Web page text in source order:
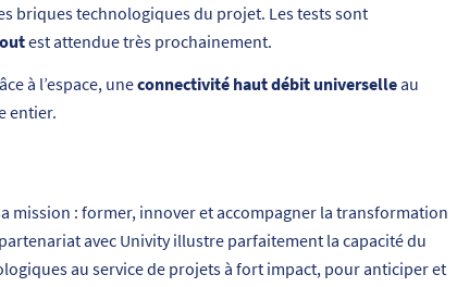
briques technologiques du projet. Les tests sont
est attendue très prochainement.
à l’espace, uneconnectivité haut débit universelleau
entier.
mission : former, innover et accompagner la transformation
avec Univity illustre parfaitement la capacité du
au service de projets à fort impact, pour anticiper et